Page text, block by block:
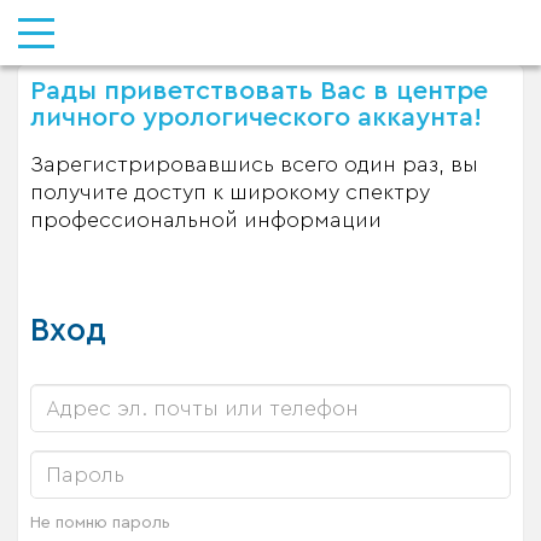
Рады приветствовать Вас в центре
личного урологического аккаунта!
Зарегистрировавшись всего один раз, вы
получите доступ к широкому спектру
профессиональной информации
Вход
Не помню пароль